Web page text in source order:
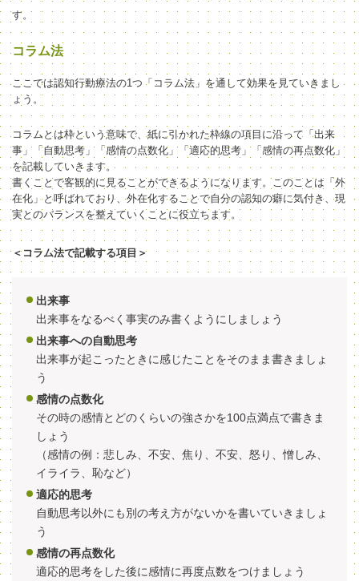
す。
コラム法
ここでは認知行動療法の1つ「コラム法」を通して効果を見ていきまし
ょう。
コラムとは枠という意味で、紙に引かれた枠線の項目に沿って「出来
事」「自動思考」「感情の点数化」「適応的思考」「感情の再点数化」
を記載していきます。
書くことで客観的に見ることができるようになります。このことは「外
在化」と呼ばれており、外在化することで自分の認知の癖に気付き、現
実とのバランスを整えていくことに役立ちます。
＜コラム法で記載する項目＞
出来事
出来事をなるべく事実のみ書くようにしましょう
出来事への自動思考
出来事が起こったときに感じたことをそのまま書きましょ
う
感情の点数化
その時の感情とどのくらいの強さかを100点満点で書きま
しょう
（感情の例：悲しみ、不安、焦り、不安、怒り、憎しみ、
イライラ、恥など）
適応的思考
自動思考以外にも別の考え方がないかを書いていきましょ
う
感情の再点数化
適応的思考をした後に感情に再度点数をつけましょう